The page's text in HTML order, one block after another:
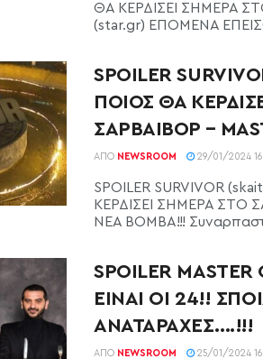
ΘΑ ΚΕΡΔΙΣΕΙ ΣΗΜΕΡΑ
(star.gr) ΕΠΟΜΕΝΑ
SPOILER
ΠΟΙΟΣ ΘΑ
ΣΑΡΒΑΙΒΟΡ –
ΑΠΌ NEWSROOM 29/01/2024
SPOILER SURVIVOR
ΚΕΡΔΙΣΕΙ ΣΗΜΕΡΑ ΣΤΟ
ΝΕΑ ΒΟΜΒΑ!!!
SPOILER
ΕΙΝΑΙ ΟΙ 24!!
ΑΝΑΤΑΡΑΧΕΣ….!!!
ΑΠΌ NEWSROOM 25/01/2024